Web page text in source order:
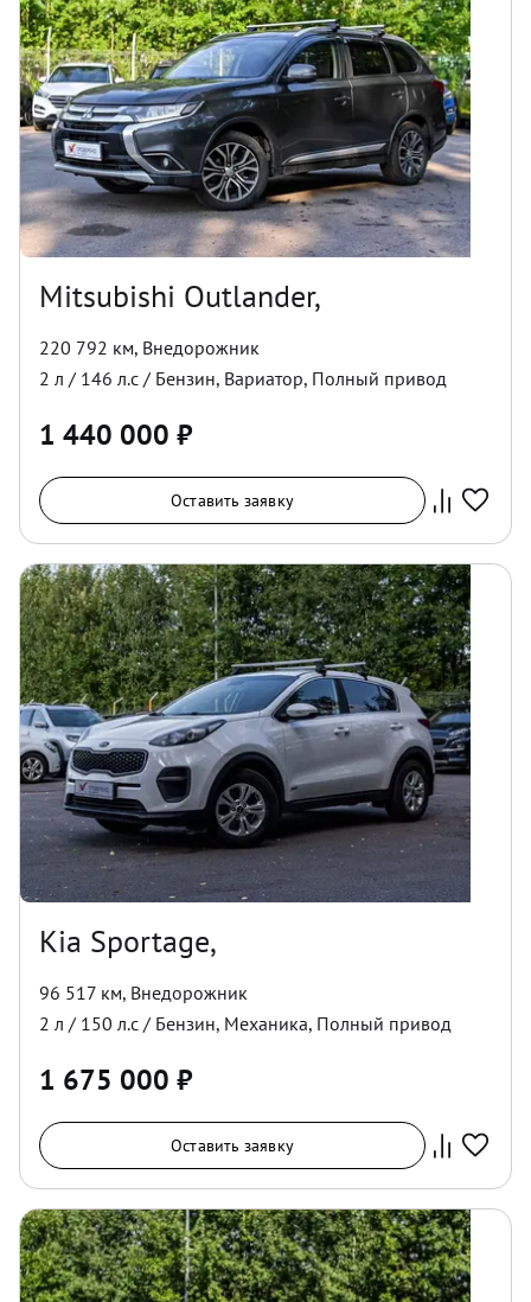
Mitsubishi Outlander,
220 792 км, Внедорожник
2 л / 146 л.с / Бензин, Вариатор, Полный привод
1 440 000 ₽
Оставить заявку
Kia Sportage,
96 517 км, Внедорожник
2 л / 150 л.с / Бензин, Механика, Полный привод
1 675 000 ₽
Оставить заявку